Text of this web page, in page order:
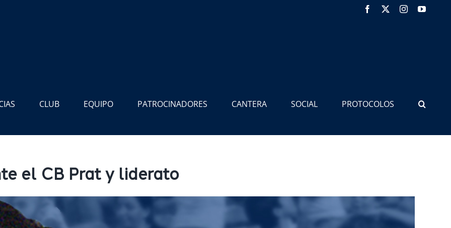
Facebook Instagram
CLUB EQUIPO PATROCINADORES CANTERA SOCIAL PROTOCOLOS
el CB Prat y liderato